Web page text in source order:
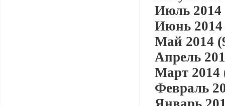
Июль 2014
Июнь 2014
Май 2014
Апрель
Март 2014
Февраль